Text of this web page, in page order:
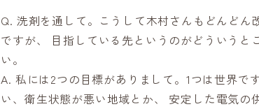
Q. 洗剤を通して。こうして木村さんもどんどん
ですが、 目指している先というのがどういうと
い。
A. 私には2つの目標がありまして。1つは世界で
い、衛生状態が悪い地域とか、 安定した電気の